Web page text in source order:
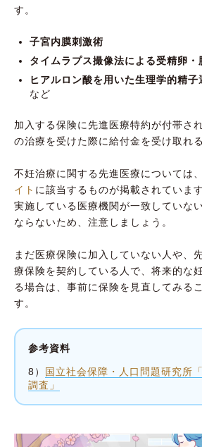
す。
子宮内膜刺激術
タイムラプス撮像法による受精卵・
ヒアルロン酸を用いた生理学的精子
など
加入する保険に先進医療特約が付帯さ
の治療を受けた際に給付金を受け取れ
不妊治療に関する先進医療については、
イト に該当するものが掲載されていま
実施している医療機関が一致していな
ならないため、注意しましょう。
まだ医療保険に加入していない人や、
療保険を契約している人で、将来的な
る場合は、事前に保険を見直してみる
す。
参考資料
8）
国立社会保障・人口問題研究所
調査」